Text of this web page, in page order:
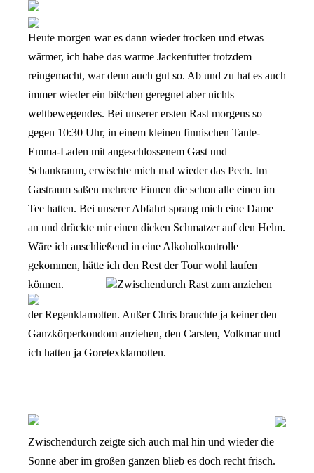
Heute morgen war es dann wieder trocken und etwas
wärmer, ich habe das warme Jackenfutter trotzdem
reingemacht, war denn auch gut so. Ab und zu hat es auch
immer wieder ein bißchen geregnet aber nichts
weltbewegendes. Bei unserer ersten Rast morgens so
gegen 10:30 Uhr, in einem kleinen finnischen Tante-
Emma-Laden mit angeschlossenem Gast und
Schankraum, erwischte mich mal wieder das Pech. Im
Gastraum saßen mehrere Finnen die schon alle einen im
Tee hatten. Bei unserer Abfahrt sprang mich eine Dame
an und drückte mir einen dicken Schmatzer auf den Helm.
Wäre ich anschließend in eine Alkoholkontrolle
gekommen, hätte ich den Rest der Tour wohl laufen
können.
Zwischendurch Rast zum anziehen
der Regenklamotten. Außer Chris brauchte ja keiner den
Ganzkörperkondom anziehen, den Carsten, Volkmar und
ich hatten ja Goretexklamotten.
Zwischendurch zeigte sich auch mal hin und wieder die
Sonne aber im großen ganzen blieb es doch recht frisch.